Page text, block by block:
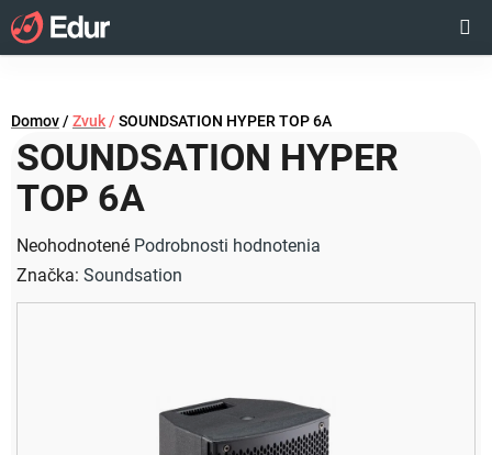
Prejsť
na
obsah
KOŠÍK
Domov/ Zvuk / SOUNDSATION HYPER TOP 6A
SOUNDSATION HYPER
TOP 6A
Priemerné
hodnotenie
produktu
Neohodnotené Podrobnosti hodnotenia
Značka: Soundsation